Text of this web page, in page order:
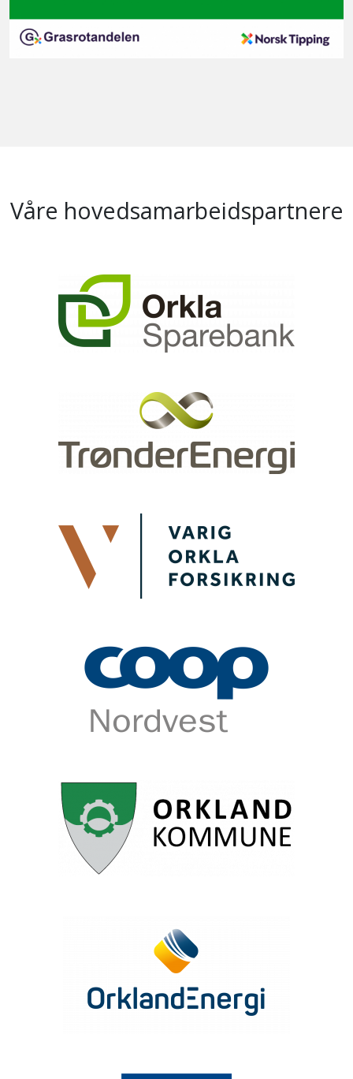
Våre hovedsamarbeidspartnere